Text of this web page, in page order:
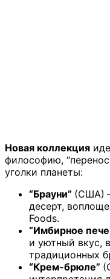
Новая коллекция
философию,
уголки планеты:
“Брауни” (США)
десерт,
Foods.
“Имбирное
и уютный вкус,
традиционных
“Крем-брюле”